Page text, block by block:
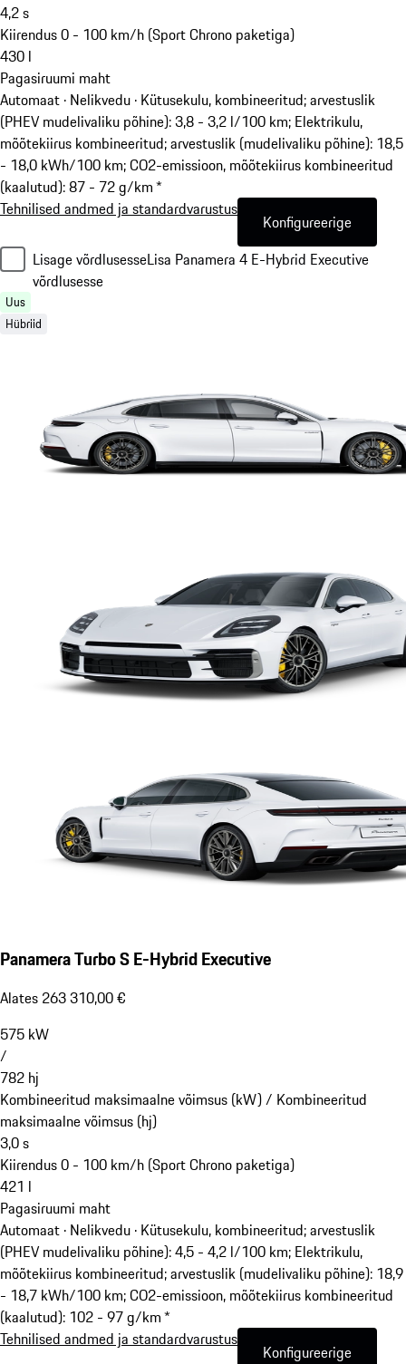
4,2s
Kiirendus 0 - 100 km/h (Sport Chrono paketiga)
430 l
Pagasiruumi maht
Automaat · Nelikvedu · Kütusekulu, kombineeritud; arvestuslik
(PHEV mudelivaliku põhine): 3,8 - 3,2 l/100 km; Elektrikulu,
mõõtekiirus kombineeritud; arvestuslik (mudelivaliku põhine): 18,5
- 18,0 kWh/100 km; CO2-emissioon, mõõtekiirus kombineeritud
(kaalutud): 87 - 72 g/km *
Tehnilised andmed ja standardvarustus
Konfigureerige
Lisage võrdlusesseLisa Panamera 4 E-Hybrid Executive
võrdlusesse
Uus
Hübriid
Panamera Turbo S E-Hybrid Executive
Alates 263 310,00 €
575 kW
/
782 hj
Kombineeritud maksimaalne võimsus (kW) / Kombineeritud
maksimaalne võimsus (hj)
3,0s
Kiirendus 0 - 100 km/h (Sport Chrono paketiga)
421 l
Pagasiruumi maht
Automaat · Nelikvedu · Kütusekulu, kombineeritud; arvestuslik
(PHEV mudelivaliku põhine): 4,5 - 4,2 l/100 km; Elektrikulu,
mõõtekiirus kombineeritud; arvestuslik (mudelivaliku põhine): 18,9
- 18,7 kWh/100 km; CO2-emissioon, mõõtekiirus kombineeritud
(kaalutud): 102 - 97 g/km *
Tehnilised andmed ja standardvarustus
Konfigureerige